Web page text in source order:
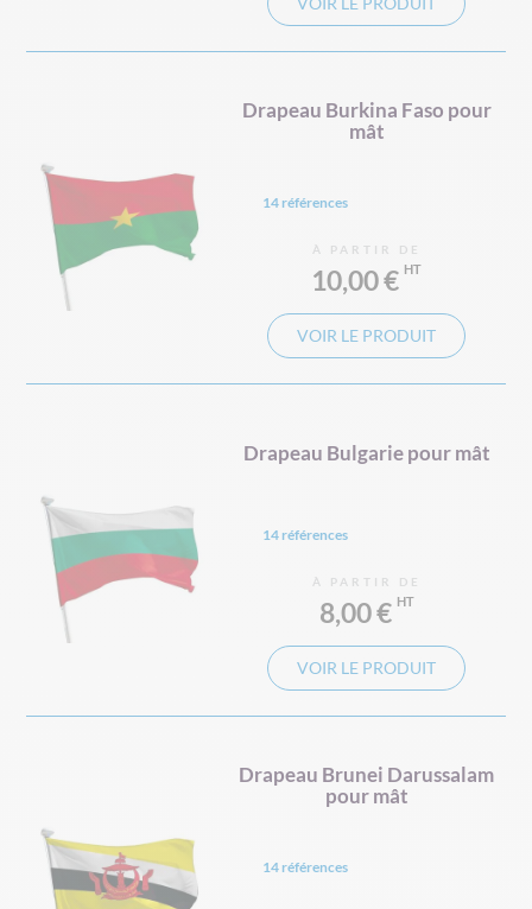
Drapeau Burkina Faso pour
mât
14 références
À PARTIR DE
10,00 €
VOIR LE PRODUIT
Drapeau Bulgarie pour mât
14 références
À PARTIR DE
8,00 €
VOIR LE PRODUIT
Drapeau Brunei Darussalam
pour mât
14 références